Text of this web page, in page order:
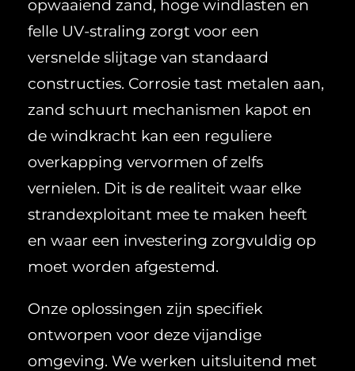
opwaaiend zand, hoge windlasten en
felle UV-straling zorgt voor een
versnelde slijtage van standaard
constructies. Corrosie tast metalen aan,
zand schuurt mechanismen kapot en
de windkracht kan een reguliere
overkapping vervormen of zelfs
vernielen. Dit is de realiteit waar elke
strandexploitant mee te maken heeft
en waar een investering zorgvuldig op
moet worden afgestemd.
Onze oplossingen zijn specifiek
ontworpen voor deze vijandige
omgeving. We werken uitsluitend met